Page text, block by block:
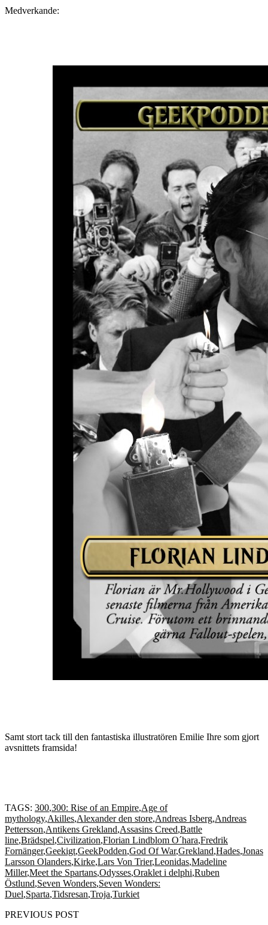
Medverkande:
Samt stort tack till den fantastiska illustratören Emilie Ihre som gjort
avsnittets framsida!
TAGS: 300,300: Rise of an Empire,Age of
mythology,Akilles,Alexander den store,Andreas Isberg,Andreas
Pettersson,Antikens Grekland,Assasins Creed,Battle
line,Brädspel,Civilization,Florian Lindblom O´hara,Fredrik
Fornänger,Geekigt,GeekPodden,God Of War,Grekland,Hades,Jonas
Larsson Olanders,Kirke,Lars Von Trier,Leonidas,Madeline
Miller,Meet the Spartans,Odysses,Oraklet i delphi,Ruben
Östlund,Seven Wonders,Seven Wonders:
Duel,Sparta,Tidsresan,Troja,Turkiet
PREVIOUS POST